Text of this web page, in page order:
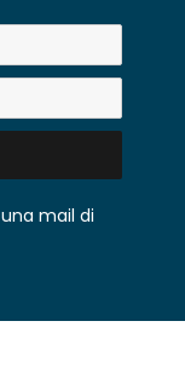
mail di